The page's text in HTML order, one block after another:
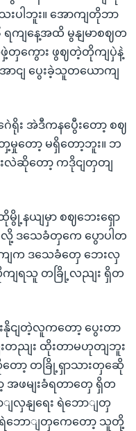
ပါဘူး။ အောကျတိုဘာ
ရကျနေ့အထိ မွနျမာစဈတ
ဖှဲ့တှကွေား ဖွဈတဲ့တိုကျပှဲနဲ့
ငျ ပွေးခဲ့သူတယောကျ
ရိုး အဲဒီကနပွေီးတော့ စဈ
မှုတော့ မရှိတော့ဘူး။ ဘ
းလဲဆိုတော့ ကဒိုငျတှတျ
နယျမှာ စဈဘေးရှော
ပွီလို့ ဒသေခံတှကေ ပွောပါတ
ကျက ဒသေခံတှေ ဘေးလှ
လိုကျရသူ တခြို့လညျး ရှိတ
နိုငျတဲ့လူကတော့ ပွေးတာ
တညျး ထိုးတာမဟုတျဘူး
ော့ တခြို့ရှာသားတှဆေို
အဖမျးခံရတာတှေ ရှိတ
လှနျရေး ရဲဘောျတှ
ရဲဘောျတှကေတော့ သူတို့